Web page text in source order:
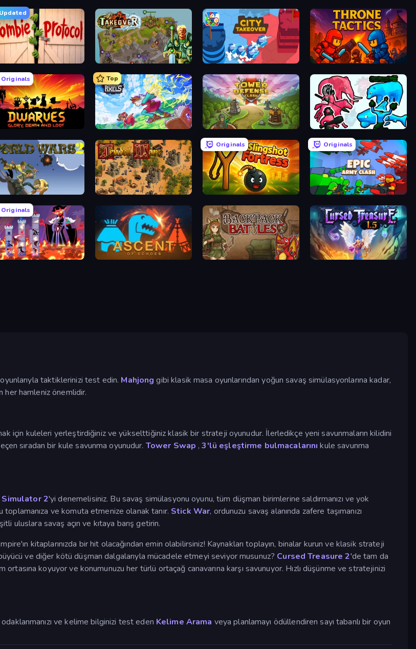
Updated
Protocol Takeover City Takeover Throne Tactics
Originals Top
Kingdom of Pixels Tower Defense Clash Funny Battle Simulator 2
Wars 2 Feudal Wars
Originals
Slingshot Fortress
Originals
Epic Army Clash
Originals
Castle War: Tower Attack Ascent of Echoes Backpack Battles Cursed Treasure 1.5
taktiklerinizi test edin. Mahjong gibi klasik masa oyunlarından yoğun savaş simülasyonlarına kadar,
her hamleniz önemlidir.
için kuleleri yerleştirdiğiniz ve yükselttiğiniz klasik bir strateji oyunudur. İlerledikçe yeni savunmaların kilidini
sıradan bir kule savunma oyunudur. Tower Swap ,3'lü eşleştirme bulmacalarını kule savunma
2'yi denemelisiniz. Bu savaş simülasyonu oyunu, tüm düşman birimlerine saldırmanızı ve yok
toplamanıza ve komuta etmenize olanak tanır. Stick War, ordunuzu savaş alanında zafere taşımanızı
uluslara savaş açın ve kıtaya barış getirin.
kitaplarınızda bir hit olacağından emin olabilirsiniz! Kaynakları toplayın, binalar kurun ve klasik strateji
ve diğer kötü düşman dalgalarıyla mücadele etmeyi seviyor musunuz? Cursed Treasure 2'de tam da
koyuyor ve konumunuzu her türlü ortaçağ canavarına karşı savunuyor. Hızlı düşünme ve stratejinizi
ve kelime bilginizi test eden Kelime Arama veya planlamayı ödüllendiren sayı tabanlı bir oyun